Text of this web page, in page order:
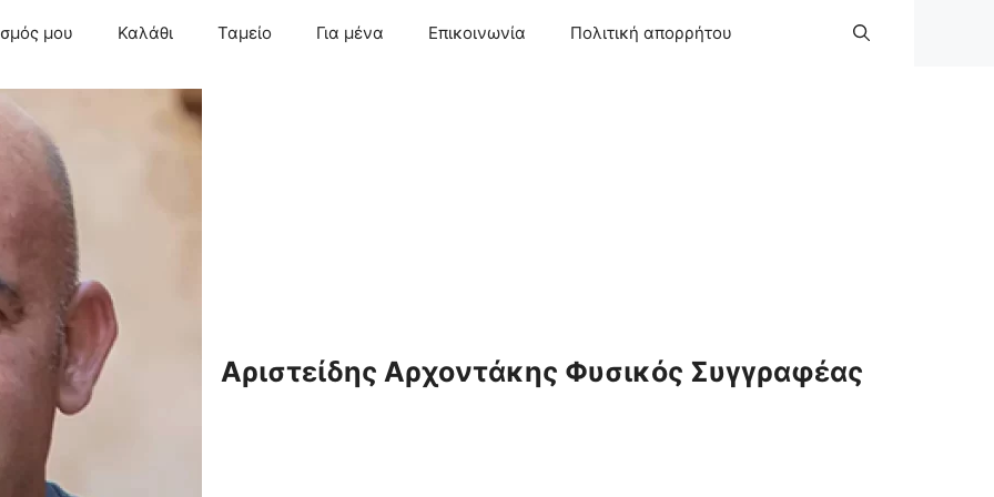
μου Καλάθι Ταμείο Για μένα Επικοινωνία Πολιτική απορρήτου
Αριστείδης Αρχοντάκης Φυσικός Συγγραφέας